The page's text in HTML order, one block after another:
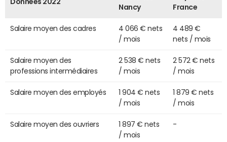
Données 2022
Nancy
France
Salaire moyen des cadres
4 066 € nets
/ mois
4 489 €
nets / mois
Salaire moyen des
professions intermédiaires
2 538 € nets
/ mois
2 572 € nets
/ mois
Salaire moyen des employés
1 904 € nets
/ mois
1 879 € nets
/ mois
Salaire moyen des ouvriers
1 897 € nets
/ mois
-